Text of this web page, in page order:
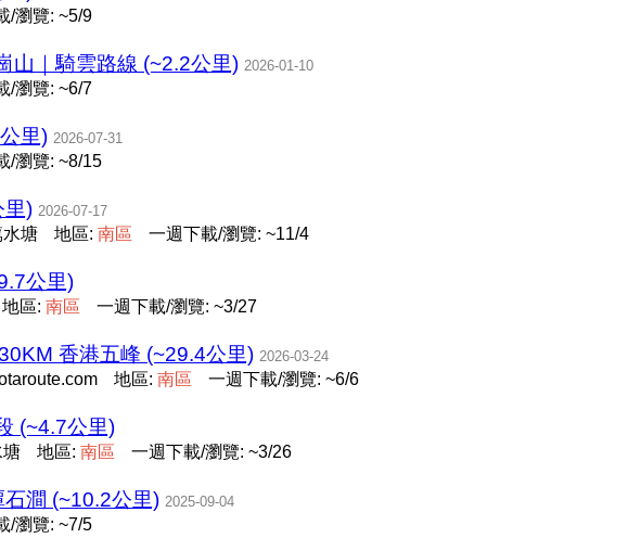
/瀏覽: ~5/9
山｜騎雲路線 (~2.2公里) 2026-01-10
/瀏覽: ~6/7
里) 2026-07-31
/瀏覽: ~8/15
里) 2026-07-17
塘 地區: 南區 一週下載/瀏覽: ~11/4
公里)
地區: 南區 一週下載/瀏覽: ~3/27
香港五峰 (~29.4公里) 2026-03-24
地區: 南區 一週下載/瀏覽: ~6/6
(~4.7公里)
塘 地區: 南區 一週下載/瀏覽: ~3/26
澗 (~10.2公里) 2025-09-04
/瀏覽: ~7/5